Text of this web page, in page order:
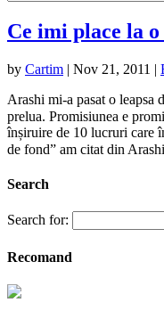
Ce imi place la
by Cartim | Nov 21, 2011 |
Arashi mi-a pasat o leapsa
prelua. Promisiunea e
înșiruire de 10 lucruri care
de fond” am citat din
Search
Search for:
Recomand